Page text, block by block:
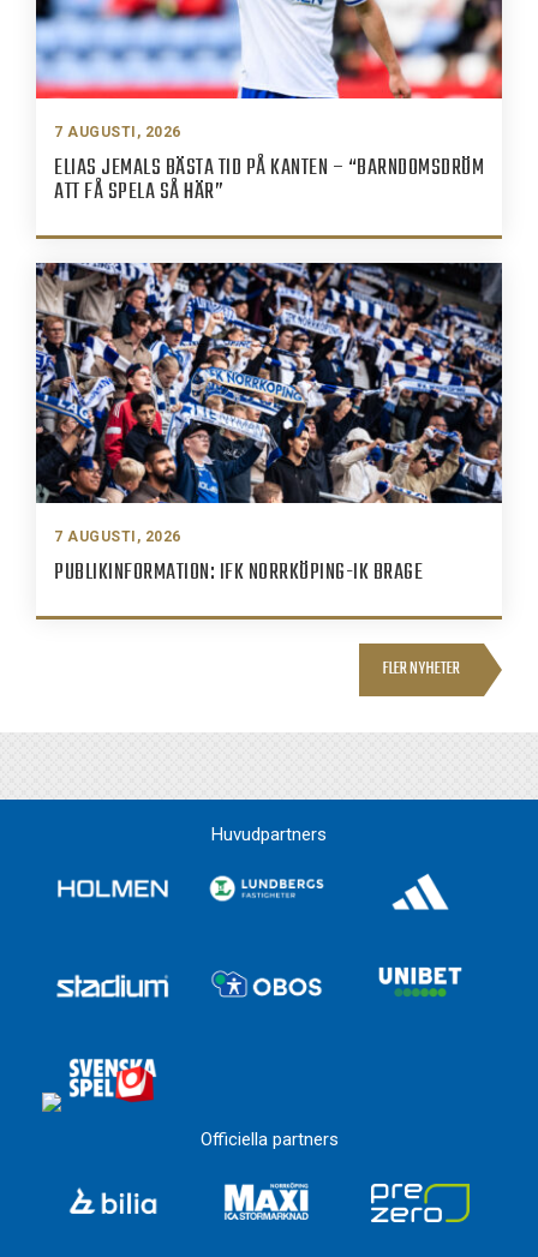
7 AUGUSTI, 2026
ELIAS JEMALS BÄSTA TID PÅ KANTEN – “BARNDOMSDRÖM
ATT FÅ SPELA SÅ HÄR”
7 AUGUSTI, 2026
PUBLIKINFORMATION: IFK NORRKÖPING-IK BRAGE
FLER NYHETER
Huvudpartners
Officiella partners